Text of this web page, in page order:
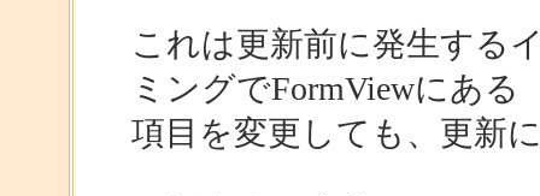
これは更新前に発生する
ミングでFormViewにある
項目を変更しても、更新